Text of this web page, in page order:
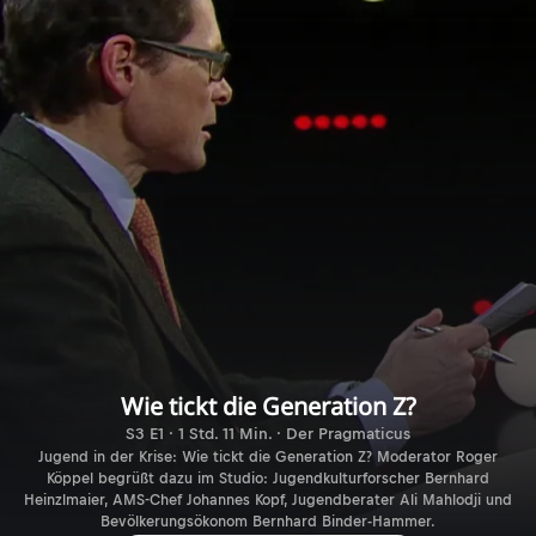
Wie tickt die Generation Z?
S3 E1 · 1 Std. 11 Min. · Der Pragmaticus
Jugend in der Krise: Wie tickt die Generation Z? Moderator Roger
Köppel begrüßt dazu im Studio: Jugendkulturforscher Bernhard
Heinzlmaier, AMS-Chef Johannes Kopf, Jugendberater Ali Mahlodji und
Bevölkerungsökonom Bernhard Binder-Hammer.